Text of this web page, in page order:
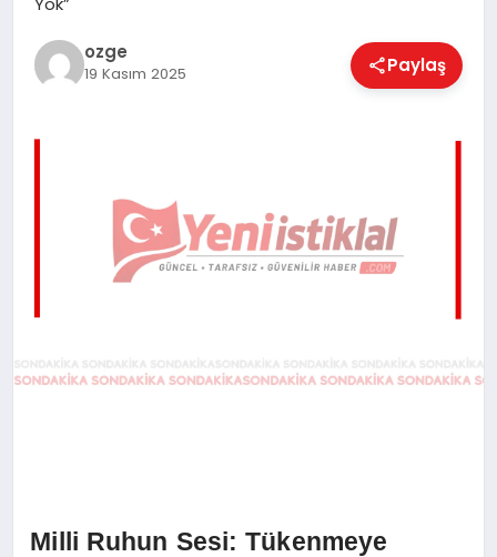
TEKNOLOJI
ozge
19 Kasım 2025 Paylaş
Milli Ruhun Sesi: Tükenmeye